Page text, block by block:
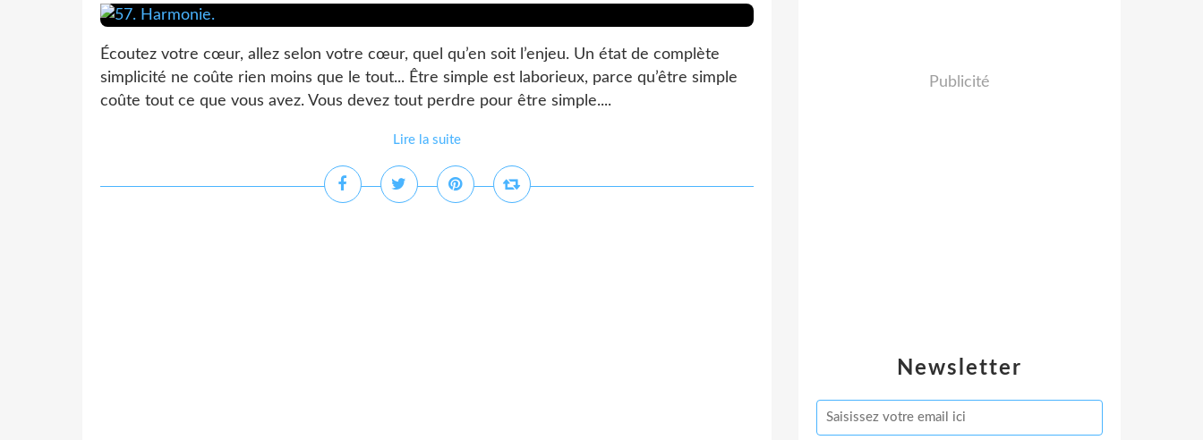
Écoutez votre cœur, allez selon votre cœur, quel qu’en soit l’enjeu. Un état de complète
simplicité ne coûte rien moins que le tout... Être simple est laborieux, parce qu’être simple
coûte tout ce que vous avez. Vous devez tout perdre pour être simple....
Lire la suite
Newsletter
Publicité